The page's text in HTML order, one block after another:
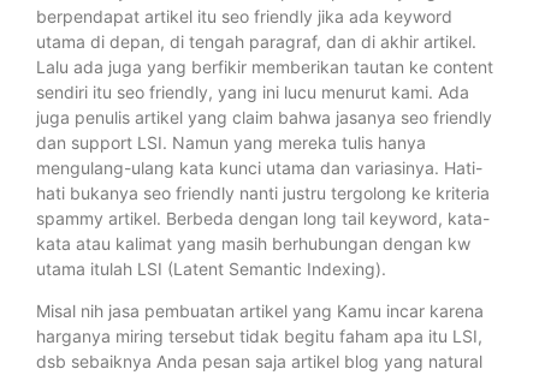
berpendapat artikel itu seo friendly jika ada keyword
utama di depan, di tengah paragraf, dan di akhir artikel.
Lalu ada juga yang berfikir memberikan tautan ke content
sendiri itu seo friendly, yang ini lucu menurut kami. Ada
juga penulis artikel yang claim bahwa jasanya seo friendly
dan support LSI. Namun yang mereka tulis hanya
mengulang-ulang kata kunci utama dan variasinya. Hati-
hati bukanya seo friendly nanti justru tergolong ke kriteria
spammy artikel. Berbeda dengan long tail keyword, kata-
kata atau kalimat yang masih berhubungan dengan kw
utama itulah LSI (Latent Semantic Indexing).
Misal nih jasa pembuatan artikel yang Kamu incar karena
harganya miring tersebut tidak begitu faham apa itu LSI,
dsb sebaiknya Anda pesan saja artikel blog yang natural